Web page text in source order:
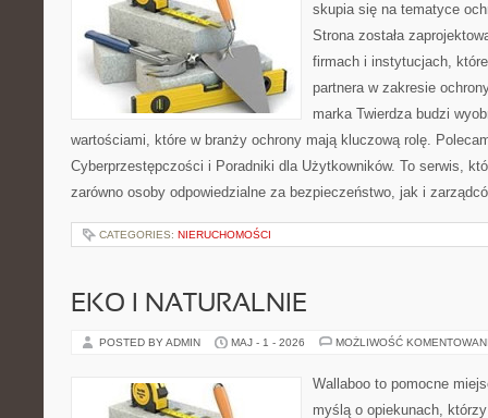
skupia się na tematyce
Strona została
firmach i instytucjach,
partnera w zakresie
marka Twierdza budzi
wartościami, które w branży ochrony mają kluczową rolę.
Cyberprzestępczości i Poradniki dla Użytkowników. To serwis,
zarówno osoby odpowiedzialne za bezpieczeństwo, jak i
CATEGORIES: NIERUCHOMOŚCI
EKO I NATURALNIE
POSTED BY ADMIN MAJ - 1 - 2026 MOŻLIWOŚĆ
Wallaboo to pomocne
myślą o opiekunach,